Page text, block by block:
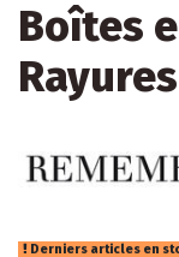
Boîtes
Derniers articles en